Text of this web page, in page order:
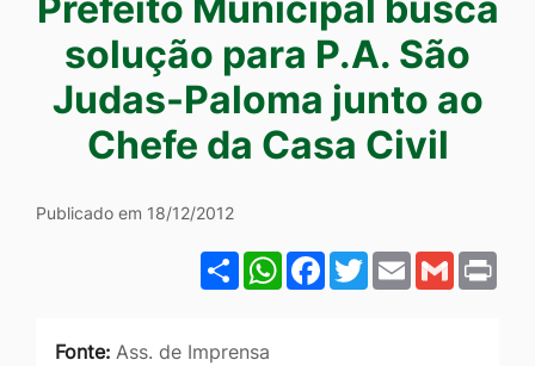
para
busca
[alt+3]
o
principal
solução para P.A. São
Judas-Paloma junto ao
Chefe da Casa Civil
Publicado em 18/12/2012
ShareWhatsApp
Facebook
Twitter
EmailGmail
Fonte: Ass. de Imprensa